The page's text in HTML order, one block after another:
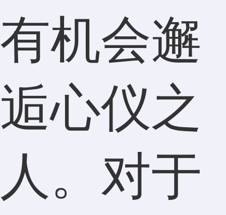
有机会邂
逅心仪之
人。对于